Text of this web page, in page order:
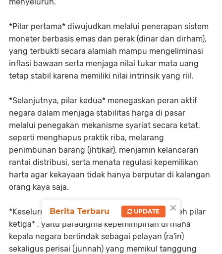
*Pilar pertama* diwujudkan melalui penerapan sistem
moneter berbasis emas dan perak (dinar dan dirham),
yang terbukti secara alamiah mampu mengeliminasi
inflasi bawaan serta menjaga nilai tukar mata uang
tetap stabil karena memiliki nilai intrinsik yang riil.
*Selanjutnya, pilar kedua* menegaskan peran aktif
negara dalam menjaga stabilitas harga di pasar
melalui penegakan mekanisme syariat secara ketat,
seperti menghapus praktik riba, melarang
penimbunan barang (ihtikar), menjamin kelancaran
rantai distribusi, serta menata regulasi kepemilikan
harta agar kekayaan tidak hanya berputar di kalangan
orang kaya saja.
*Keseluruhan ekosistem ini disempurnakan oleh pilar
ketiga* , yaitu paradigma kepemimpinan di mana
kepala negara bertindak sebagai pelayan (ra'in)
sekaligus perisai (junnah) yang memikul tanggung
×
Berita Terbaru UPDATE